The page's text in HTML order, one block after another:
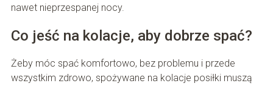
nawet nieprzespanej nocy.
Co jeść na kolacje, aby dobrze spać?
Żeby móc spać komfortowo, bez problemu i przede
wszystkim zdrowo, spożywane na kolacje posiłki muszą